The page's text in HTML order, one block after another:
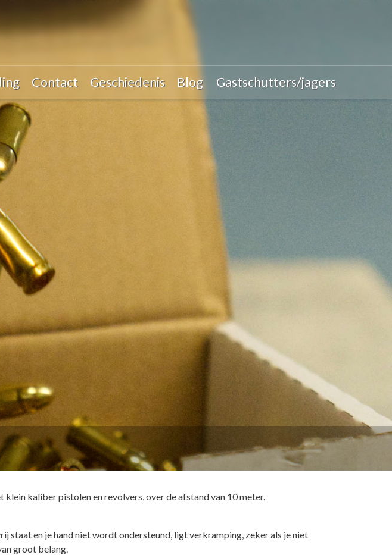
Contact Geschiedenis Blog Gastschutters/jagers
kaliber pistolen en revolvers, over de afstand van 10 meter.
staat en je hand niet wordt ondersteund, ligt verkramping, zeker als je niet
groot belang.